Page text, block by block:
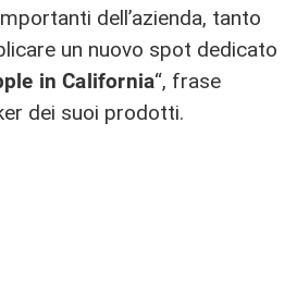
dell’azienda, tanto
un nuovo spot dedicato
in California“, frase
dei suoi prodotti.